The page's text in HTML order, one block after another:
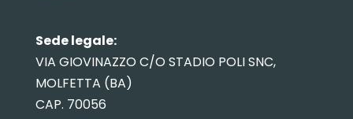
Sede legale:
VIA GIOVINAZZO C/O STADIO POLI SNC,
MOLFETTA (BA)
CAP. 70056